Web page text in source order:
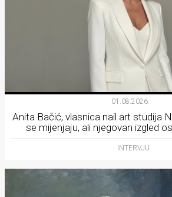
01.08.2026.
Anita Bačić, vlasnica nail art studija
se mijenjaju, ali njegovan izgled
INTERVJU